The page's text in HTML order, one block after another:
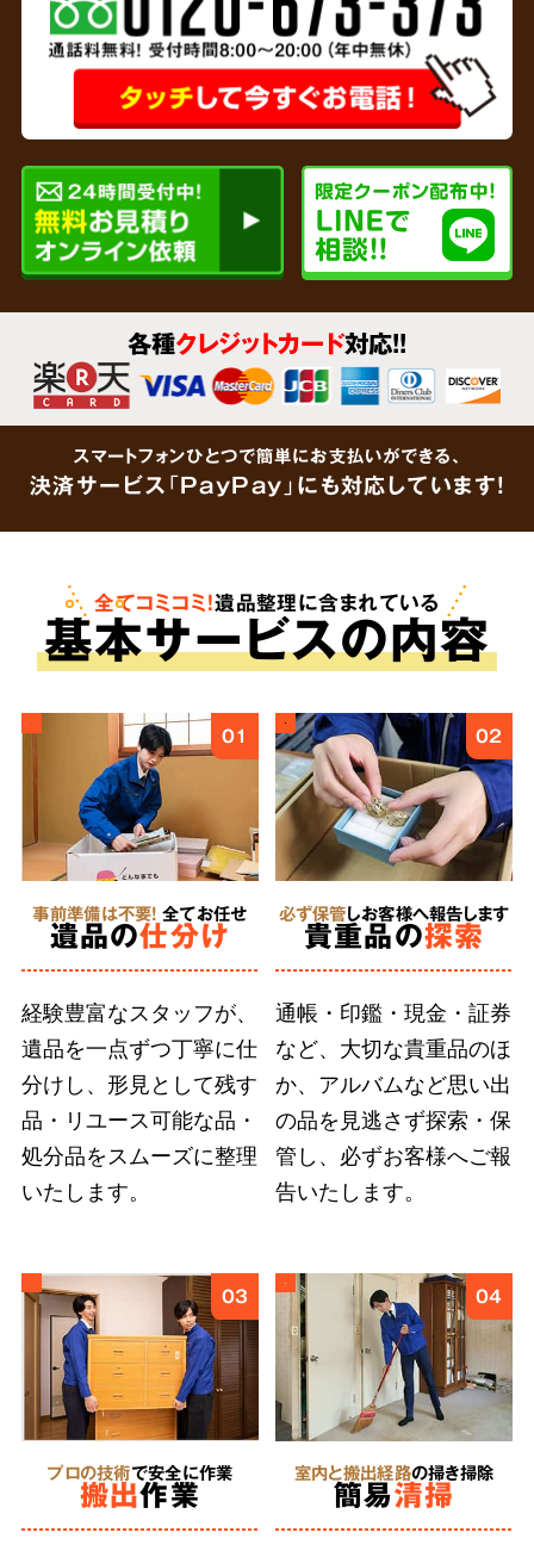
連携
リサイクルショップを運営している弊社では、
貴金属、家財など形見分けが不要なあらゆるご
遺品をその場で買取査定いたします。企業で連
鑑定します。「買取できるものがあるかわからな
映させることで遺品整理にかかる費用を安く抑
えることが可能です。
4
ご遺族様の気持ちに
寄り添う丁寧な作業
徹底した
人材育成
ご遺族の気持ちに寄り添い、どんなに小さな品
物も誠意をもって丁寧に扱うことが、ご依頼者
様に安心を届けると信じています。そのために
弊社では、スタッフ個々の遺品整理に求められ
5 形見分け・ご供養に対応
合同供養
に対応
各種クレジットカード対応!!
スマートフォンひとつで簡単にお支払いができる、
決済サービス「PayPay」にも対応しています!
全てコミコミ！遺品整理に含まれている
基本サービスの内容
01
事前準備は不要! 全てお任せ
遺品の仕分け
経験豊富なスタッフが、
遺品を一点ずつ丁寧に仕
分けし、形見として残す
品・リユース可能な品・
処分品をスムーズに整理
いたします。
02
必ず保管しお客様へ報告します
貴重品の探索
通帳・印鑑・現金・証券
など、大切な貴重品のほ
か、アルバムなど思い出
の品を見逃さず探索・保
管し、必ずお客様へご報
告いたします。
03
プロの技術で安全に作業
搬出作業
04
室内と搬出経路の掃き掃除
簡易清掃